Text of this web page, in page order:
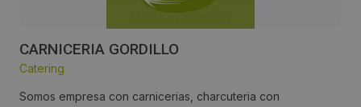
CARNICERIA GORDILLO
Catering
Somos empresa con carnicerias, charcuteria con